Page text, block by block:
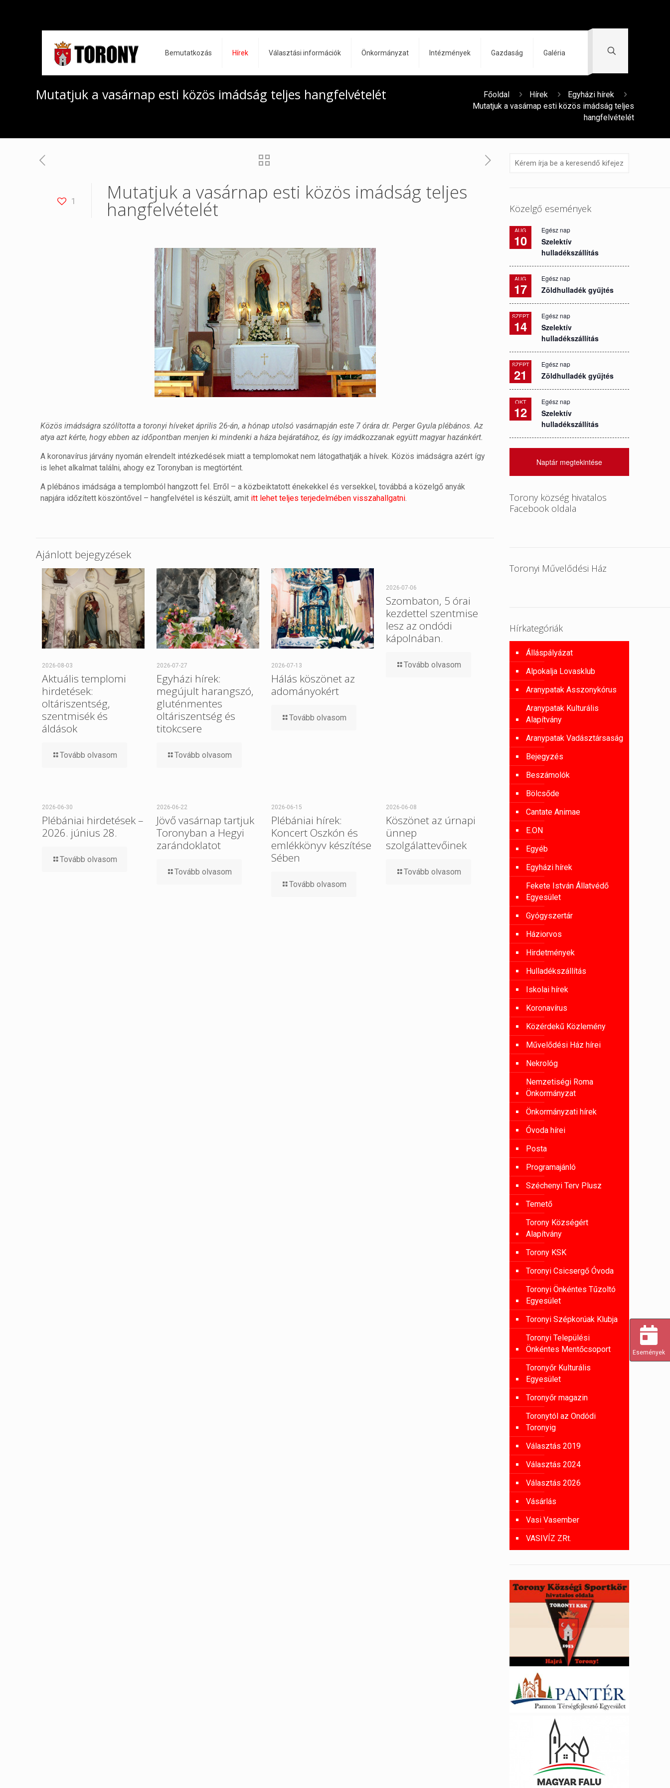
Bemutatkozás Hírek Választási információk Önkormányzat Intézmények Gazdaság Galéria
Mutatjuk a vasárnap esti közös imádság teljes hangfelvételét Főoldal Hírek
Egyházi hírek
Mutatjuk a vasárnap esti közös imádság teljes
hangfelvételét
1 Mutatjuk a vasárnap esti közös imádság teljes
hangfelvételét
Közös imádságra szólította a toronyi híveket április 26-án, a hónap utolsó vasárnapján este 7 órára dr. Perger Gyula plébános. Az
atya azt kérte, hogy ebben az időpontban menjen ki mindenki a háza bejáratához, és így imádkozzanak együtt magyar hazánkért.
A koronavírus járvány nyomán elrendelt intézkedések miatt a templomokat nem látogathatják a hívek. Közös imádságra azért így
is lehet alkalmat találni, ahogy ez Toronyban is megtörtént.
A plébános imádsága a templomból hangzott fel. Erről – a közbeiktatott énekekkel és versekkel, továbbá a közelgő anyák
napjára időzített köszöntővel – hangfelvétel is készült, amit itt lehet teljes terjedelmében visszahallgatni.
Ajánlott bejegyzések
2026-08-03
Aktuális templomi
hirdetések:
oltáriszentség,
szentmisék és
áldások
Tovább olvasom
2026-07-27
Egyházi hírek:
megújult harangszó,
gluténmentes
oltáriszentség és
titokcsere
Tovább olvasom
2026-07-13
Hálás köszönet az
adományokért
Tovább olvasom
2026-07-06
Szombaton, 5 órai
kezdettel szentmise
lesz az ondódi
kápolnában.
Tovább olvasom
2026-06-30
Plébániai hirdetések –
2026. június 28.
Tovább olvasom
2026-06-22
Jövő vasárnap tartjuk
Toronyban a Hegyi
zarándoklatot
Tovább olvasom
2026-06-15
Plébániai hírek:
Koncert Oszkón és
emlékkönyv készítése
Sében
Tovább olvasom
2026-06-08
Köszönet az úrnapi
ünnep
szolgálattevőinek
Tovább olvasom
Közelgő események
AUG
10
Egész nap
Szelektív
hulladékszállítás
AUG
17
Egész nap
Zöldhulladék gyűjtés
SZEPT
14
Egész nap
Szelektív
hulladékszállítás
SZEPT
21
Egész nap
Zöldhulladék gyűjtés
OKT
12
Egész nap
Szelektív
hulladékszállítás
Naptár megtekintése
Torony község hivatalos
Facebook oldala
Toronyi Művelődési Ház
Hírkategóriák
Álláspályázat
Alpokalja Lovasklub
Aranypatak Asszonykórus
Aranypatak Kulturális
Alapítvány
Aranypatak Vadásztársaság
Bejegyzés
Beszámolók
Bölcsőde
Cantate Animae
E.ON
Egyéb
Egyházi hírek
Fekete István Állatvédő
Egyesület
Gyógyszertár
Háziorvos
Hirdetmények
Hulladékszállítás
Iskolai hírek
Koronavírus
Közérdekű Közlemény
Művelődési Ház hírei
Nekrológ
Nemzetiségi Roma
Önkormányzat
Önkormányzati hírek
Óvoda hírei
Posta
Programajánló
Széchenyi Terv Plusz
Temető
Torony Községért
Alapítvány
Torony KSK
Toronyi Csicsergő Óvoda
Toronyi Önkéntes Tűzoltó
Egyesület
Toronyi Szépkorúak Klubja
Toronyi Települési
Önkéntes Mentőcsoport
Toronyőr Kulturális
Egyesület
Toronyőr magazin
Toronytól az Ondódi
Toronyig
Választás 2019
Választás 2024
Választás 2026
Vásárlás
Vasi Vasember
VASIVÍZ ZRt.
Események